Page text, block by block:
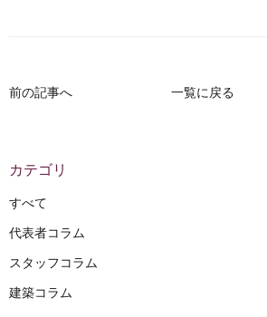
前の記事へ 一覧に戻る
カテゴリ
すべて
代表者コラム
スタッフコラム
建築コラム